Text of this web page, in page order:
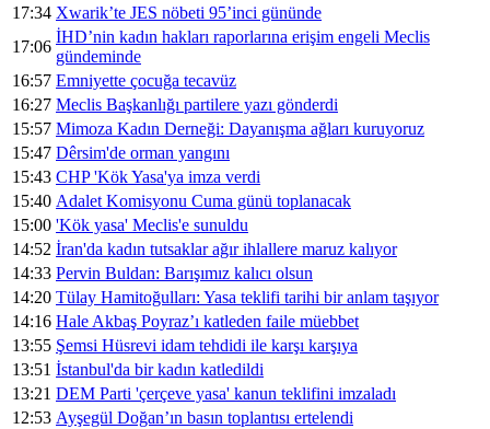
17:34 Xwarik’te JES nöbeti 95’inci gününde
17:06
İHD’nin kadın hakları raporlarına erişim engeli Meclis
gündeminde
16:57 Emniyette çocuğa tecavüz
16:27 Meclis Başkanlığı partilere yazı gönderdi
15:57 Mimoza Kadın Derneği: Dayanışma ağları kuruyoruz
15:47 Dêrsim'de orman yangını
15:43 CHP 'Kök Yasa'ya imza verdi
15:40 Adalet Komisyonu Cuma günü toplanacak
15:00 'Kök yasa' Meclis'e sunuldu
14:52 İran'da kadın tutsaklar ağır ihlallere maruz kalıyor
14:33 Pervin Buldan: Barışımız kalıcı olsun
14:20 Tülay Hamitoğulları: Yasa teklifi tarihi bir anlam taşıyor
14:16 Hale Akbaş Poyraz’ı katleden faile müebbet
13:55 Şemsi Hüsrevi idam tehdidi ile karşı karşıya
13:51 İstanbul'da bir kadın katledildi
13:21 DEM Parti 'çerçeve yasa' kanun teklifini imzaladı
12:53 Ayşegül Doğan’ın basın toplantısı ertelendi